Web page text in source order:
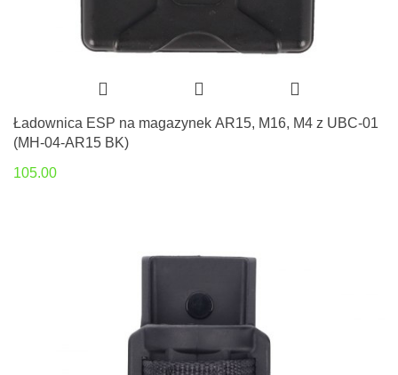
Ładownica ESP na magazynek AR15, M16, M4 z UBC-01
(MH-04-AR15 BK)
105.00